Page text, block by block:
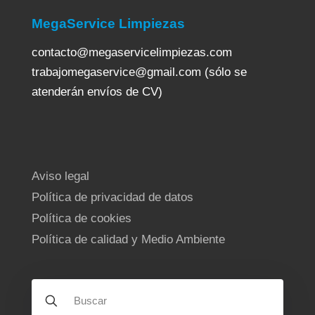
MegaService Limpiezas
contacto@megaservicelimpiezas.com
trabajomegaservice@gmail.com (sólo se
atenderán envíos de CV)
Aviso legal
Política de privacidad de datos
Política de cookies
Política de calidad y Medio Ambiente